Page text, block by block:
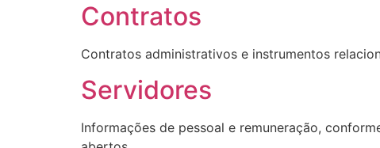
Contratos
Contratos administrativos e instrumentos
Servidores
Informações de pessoal e remuneração,